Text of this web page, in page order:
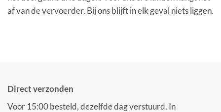
af van de vervoerder. Bij ons blijft in elk geval niets liggen.
Direct verzonden
Voor 15:00 besteld, dezelfde dag verstuurd. In